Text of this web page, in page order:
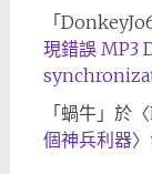
「
現錯誤 MP3
「蝸牛」於〈
個神兵利器